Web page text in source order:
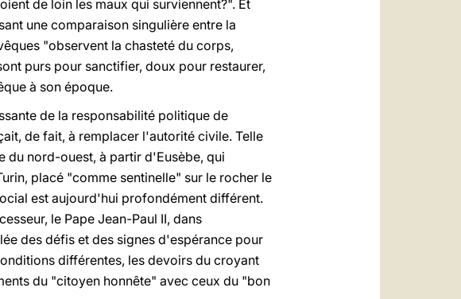
de loin les maux qui surviennent?". Et
une comparaison singulière entre la
"observent la chasteté du corps,
purs pour sanctifier, doux pour restaurer,
à son époque.
de la responsabilité politique de
de fait, à remplacer l'autorité civile. Telle
du nord-ouest, à partir d'Eusèbe, qui
placé "comme sentinelle" sur le rocher le
est aujourd'hui profondément différent.
le Pape Jean-Paul II, dans
des défis et des signes d'espérance pour
différentes, les devoirs du croyant
du "citoyen honnête" avec ceux du "bon